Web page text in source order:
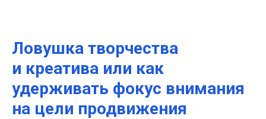
Ловушка творчества
и креатива или как
удерживать фокус внимания
на цели продвижения